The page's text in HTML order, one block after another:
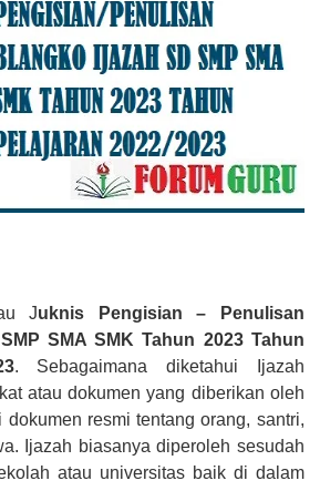
Juknis Pengisian – Penulisan
SMA SMK Tahun 2023 Tahun
. Sebagaimana diketahui Ijazah
atau dokumen yang diberikan oleh
resmi tentang orang, santri,
Ijazah biasanya diperoleh sesudah
atau universitas baik di dalam